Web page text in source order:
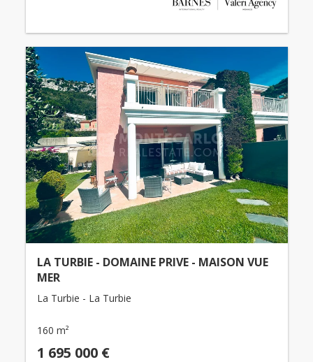
LA TURBIE - DOMAINE PRIVE - MAISON VUE
MER
La Turbie - La Turbie
160 m²
1 695 000 €